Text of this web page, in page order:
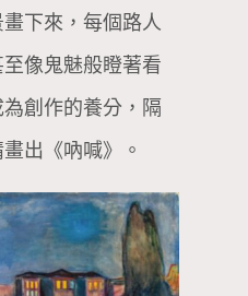
下來，每個路人
像鬼魅般瞪著看
創作的養分，隔
出《吶喊》。